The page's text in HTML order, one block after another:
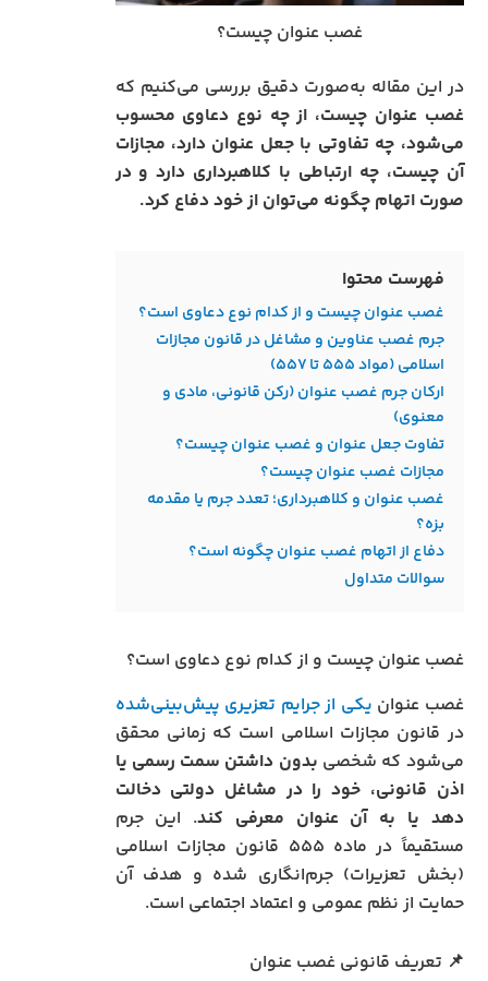
غصب عنوان چیست؟
در این مقاله به‌صورت دقیق بررسی می‌کنیم که
غصب عنوان چیست، از چه نوع دعاوی محسوب
می‌شود، چه تفاوتی با جعل عنوان دارد، مجازات
آن چیست، چه ارتباطی با کلاهبرداری دارد و در
صورت اتهام چگونه می‌توان از خود دفاع کرد.
فهرست محتوا
غصب عنوان چیست و از کدام نوع دعاوی است؟
جرم غصب عناوین و مشاغل در قانون مجازات
اسلامی (مواد ۵۵۵ تا ۵۵۷)
ارکان جرم غصب عنوان (رکن قانونی، مادی و
معنوی)
تفاوت جعل عنوان و غصب عنوان چیست؟
مجازات غصب عنوان چیست؟
غصب عنوان و کلاهبرداری؛ تعدد جرم یا مقدمه
بزه؟
دفاع از اتهام غصب عنوان چگونه است؟
سوالات متداول
غصب عنوان چیست و از کدام نوع دعاوی است؟
غصب عنوان یکی از جرایم تعزیری پیش‌بینی‌شده
در قانون مجازات اسلامی است که زمانی محقق
می‌شود که شخصی بدون داشتن سمت رسمی یا
اذن قانونی، خود را در مشاغل دولتی دخالت
دهد یا به آن عنوان معرفی کند. این جرم
مستقیماً در ماده ۵۵۵ قانون مجازات اسلامی
(بخش تعزیرات) جرم‌انگاری شده و هدف آن
حمایت از نظم عمومی و اعتماد اجتماعی است.
📌 تعریف قانونی غصب عنوان